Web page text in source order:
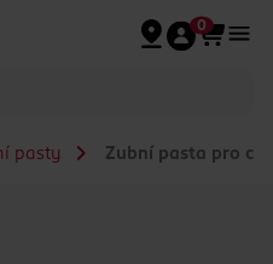
0
pasty Zubní pasta pro